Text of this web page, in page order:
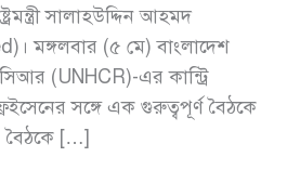
সালাহউদ্দিন আহমদ
মঙ্গলবার (৫ মে) বাংলাদেশ
(UNHCR)-এর কান্ট্রি
সঙ্গে এক গুরুত্বপূর্ণ বৈঠকে
বৈঠকে […]